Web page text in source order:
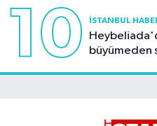
10 İSTANBUL
büyümeden